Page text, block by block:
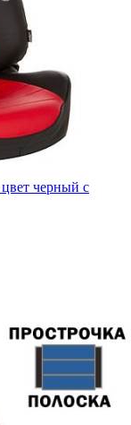
черный с